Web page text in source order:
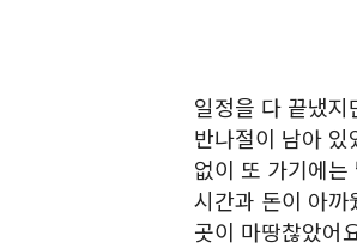
일정을 다 끝냈
반나절이 남아
없이 또 가기에
시간과 돈이 아
곳이 마땅찮았어